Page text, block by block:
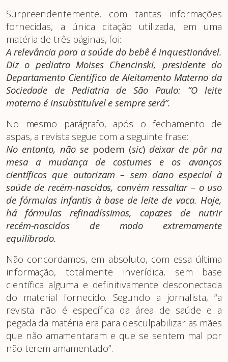
Surpreendentemente, com tantas informações
fornecidas, a única citação utilizada, em uma
matéria de três páginas, foi:
A relevância para a saúde do bebê é inquestionável.
Diz o pediatra Moises Chencinski, presidente do
Departamento Científico de Aleitamento Materno da
Sociedade de Pediatria de São Paulo: “O leite
materno é insubstituível e sempre será”.
No mesmo parágrafo, após o fechamento de
aspas, a revista segue com a seguinte frase:
No entanto, não se podem (sic)deixar de pôr na
mesa a mudança de costumes e os avanços
científicos que autorizam – sem dano especial à
saúde de recém-nascidos, convém ressaltar – o uso
de fórmulas infantis à base de leite de vaca. Hoje,
há fórmulas refinadíssimas, capazes de nutrir
recém-nascidos de modo extremamente
equilibrado.
Não concordamos, em absoluto, com essa última
informação, totalmente inverídica, sem base
científica alguma e definitivamente desconectada
do material fornecido. Segundo a jornalista, “a
revista não é específica da área de saúde e a
pegada da matéria era para desculpabilizar as mães
que não amamentaram e que se sentem mal por
não terem amamentado”.